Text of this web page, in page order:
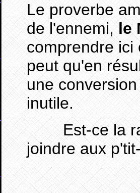
Le proverbe
de l'ennemi,le
comprendre ici
peut qu'en
une
inutile.
Est-ce la
joindre aux